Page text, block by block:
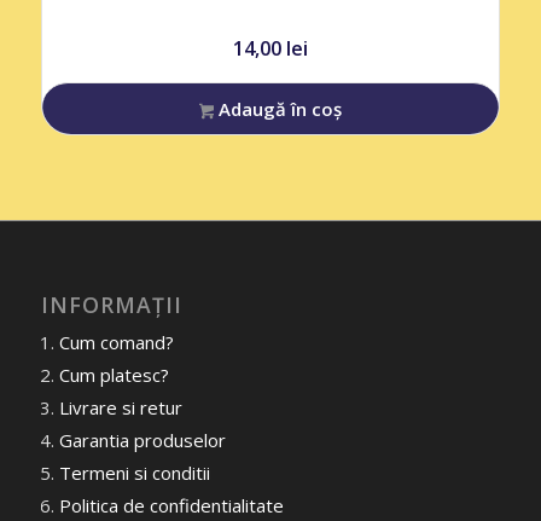
14,00 lei
Adaugă în coș
INFORMAȚII
Cum comand?
Cum platesc?
Livrare si retur
Garantia produselor
Termeni si conditii
Politica de confidentialitate